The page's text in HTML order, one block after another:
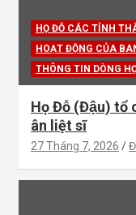
HỌ ĐỖ CÁC TỈNH
HOẠT ĐỘNG CỦA
THÔNG TIN DÒNG
Họ Đỗ (Đậu) tổ
ân liệt sĩ
27 Tháng 7, 2026